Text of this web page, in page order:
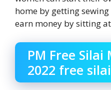
home by getting
earn money by sitting
PM Free Silai
2022 free